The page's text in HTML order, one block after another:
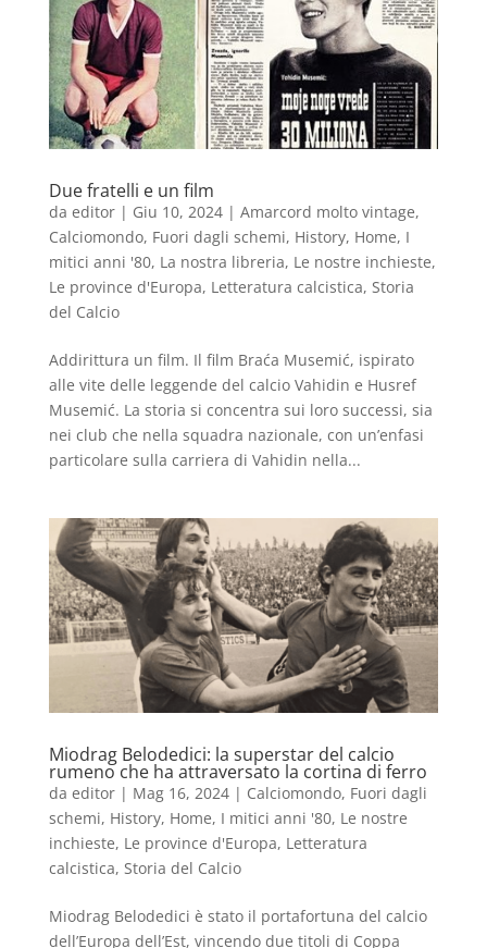
Due fratelli e un film
da editor| Giu 10, 2024| Amarcord molto vintage,
Calciomondo, Fuori dagli schemi, History, Home, I
mitici anni '80, La nostra libreria, Le nostre inchieste,
Le province d'Europa, Letteratura calcistica, Storia
del Calcio
Addirittura un film. Il film Braća Musemić, ispirato
alle vite delle leggende del calcio Vahidin e Husref
Musemić. La storia si concentra sui loro successi, sia
nei club che nella squadra nazionale, con un’enfasi
particolare sulla carriera di Vahidin nella...
Miodrag Belodedici: la superstar del calcio
rumeno che ha attraversato la cortina di ferro
da editor| Mag 16, 2024| Calciomondo, Fuori dagli
schemi, History, Home, I mitici anni '80, Le nostre
inchieste, Le province d'Europa, Letteratura
calcistica, Storia del Calcio
Miodrag Belodedici è stato il portafortuna del calcio
dell’Europa dell’Est, vincendo due titoli di Coppa